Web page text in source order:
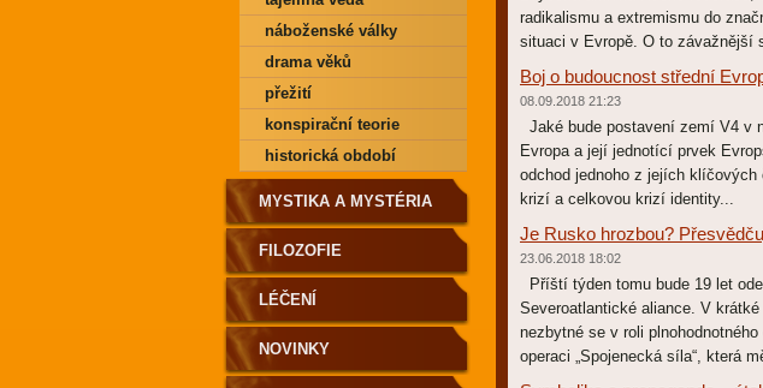
radikalismu a extremismu do
situaci v Evropě. O to závažnější
Boj o budoucnost střední
08.09.2018 21:23
Jaké bude postavení zemí V4
Evropa a její jednotící prvek
odchod jednoho z jejích
krizí a celkovou krizí identity...
Je Rusko hrozbou?
23.06.2018 18:02
Příští týden tomu bude 19 let
Severoatlantické aliance. V
nezbytné se v roli
operaci „Spojenecká síla“, která
náboženské války
drama věků
přežití
konspirační teorie
historická období
MYSTIKA A MYSTÉRIA
FILOZOFIE
LÉČENÍ
NOVINKY